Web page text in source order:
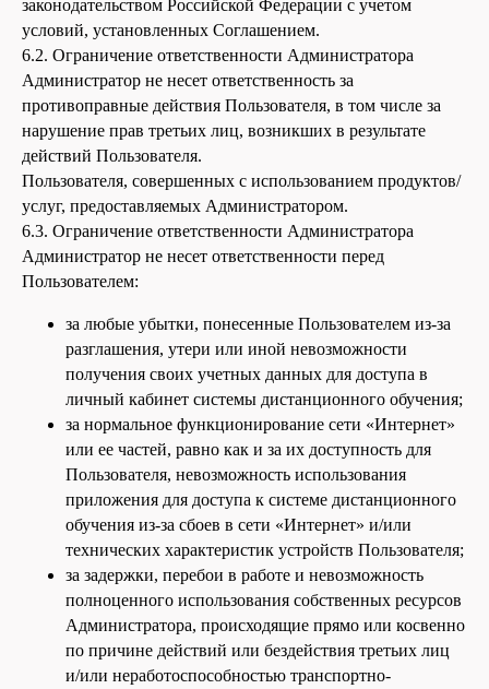
законодательством Российской Федерации с учетом
условий, установленных Соглашением.
6.2. Ограничение ответственности Администратора
Администратор не несет ответственность за
противоправные действия Пользователя, в том числе за
нарушение прав третьих лиц, возникших в результате
действий Пользователя.
Пользователя, совершенных с использованием продуктов/
услуг, предоставляемых Администратором.
6.3. Ограничение ответственности Администратора
Администратор не несет ответственности перед
Пользователем:
за любые убытки, понесенные Пользователем из-за
разглашения, утери или иной невозможности
получения своих учетных данных для доступа в
личный кабинет системы дистанционного обучения;
за нормальное функционирование сети «Интернет»
или ее частей, равно как и за их доступность для
Пользователя, невозможность использования
приложения для доступа к системе дистанционного
обучения из-за сбоев в сети «Интернет» и/или
технических характеристик устройств Пользователя;
за задержки, перебои в работе и невозможность
полноценного использования собственных ресурсов
Администратора, происходящие прямо или косвенно
по причине действий или бездействия третьих лиц
и/или неработоспособностью транспортно-